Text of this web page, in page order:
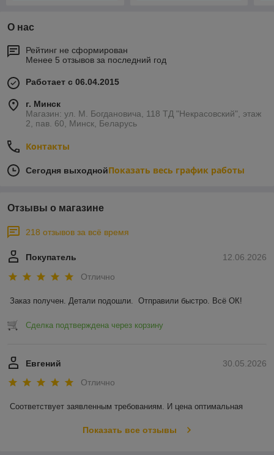
О нас
Рейтинг не сформирован
Менее 5 отзывов за последний год
Работает с 06.04.2015
г. Минск
Магазин: ул. М. Богдановича, 118 ТД "Некрасовский", этаж
2, пав. 60, Минск, Беларусь
Контакты
Сегодня выходнойПоказать весь график работы
Отзывы о магазине
218 отзывов за всё время
12.06.2026
Покупатель
Отлично
Заказ получен. Детали подошли.  Отправили быстро. Всё ОК!
Сделка подтверждена через корзину
30.05.2026
Евгений
Отлично
Соответствует заявленным требованиям. И цена оптимальная
Показать все отзывы